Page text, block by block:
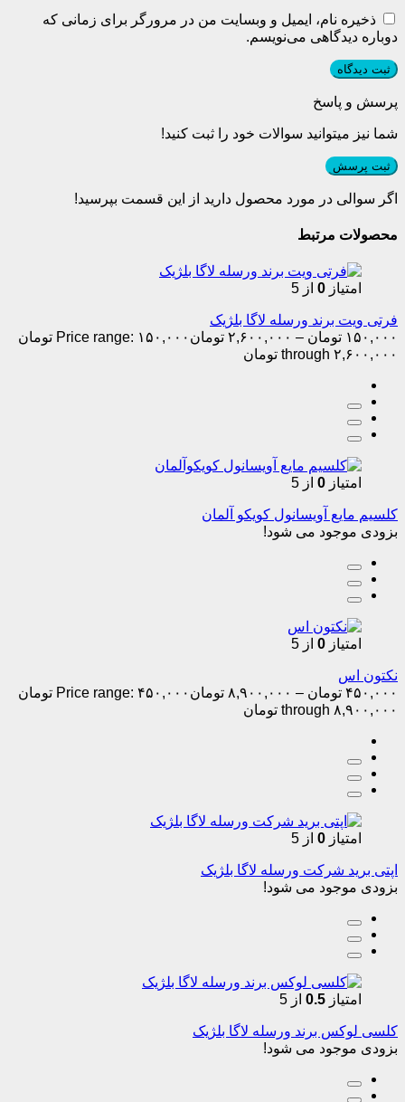
ذخیره نام، ایمیل و وبسایت من در مرورگر برای زمانی که
دوباره دیدگاهی می‌نویسم.
پرسش و پاسخ
شما نیز میتوانید سوالات خود را ثبت کنید!
ثبت پرسش
اگر سوالی در مورد محصول دارید از این قسمت بپرسید!
محصولات مرتبط
امتیاز 0 از 5
فرتی ویت برند ورسله لاگا بلژیک
۱۵۰,۰۰۰ تومان – ۲,۶۰۰,۰۰۰ تومان
Price range: ۱۵۰,۰۰۰ تومان
through ۲,۶۰۰,۰۰۰ تومان
امتیاز 0 از 5
کلسیم مایع آویسانول کویکو آلمان
بزودی موجود می شود!
امتیاز 0 از 5
نکتون اس
۴۵۰,۰۰۰ تومان – ۸,۹۰۰,۰۰۰ تومان
Price range: ۴۵۰,۰۰۰ تومان
through ۸,۹۰۰,۰۰۰ تومان
امتیاز 0 از 5
اپتی برید شرکت ورسله لاگا بلژیک
بزودی موجود می شود!
امتیاز 0.5 از 5
کلسی لوکس برند ورسله لاگا بلژیک
بزودی موجود می شود!